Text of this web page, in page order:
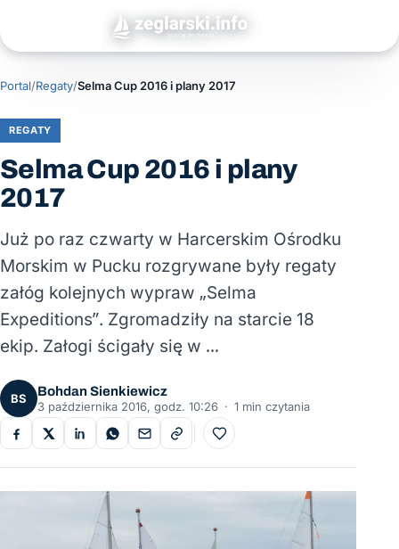
Portal/Regaty/Selma Cup 2016 i plany 2017
REGATY
Selma Cup 2016 i plany
2017
Już po raz czwarty w Harcerskim Ośrodku
Morskim w Pucku rozgrywane były regaty
załóg kolejnych wypraw „Selma
Expeditions”. Zgromadziły na starcie 18
ekip. Załogi ścigały się w …
BS
Bohdan Sienkiewicz
3 października 2016, godz. 10:26 · 1 min czytania
Do ulubionych